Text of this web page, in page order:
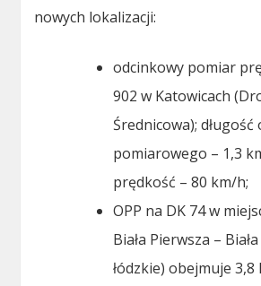
nowych lokalizacji:
odcinkowy pomiar
902 w Katowicach
Średnicowa); długość
pomiarowego – 1,3
prędkość – 80 km/h;
OPP na DK 74 w
Biała Pierwsza –
łódzkie) obejmuje